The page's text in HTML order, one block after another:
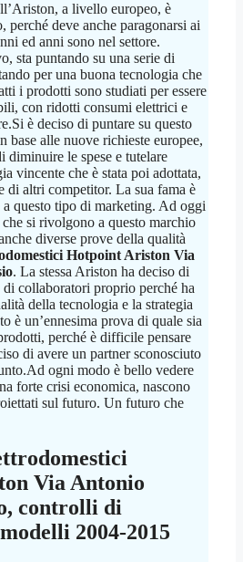
a livello europeo, è
perché deve anche paragonarsi ai
ed anni sono nel settore.
sta puntando su una serie di
per una buona tecnologia che
i prodotti sono studiati per essere
con ridotti consumi elettrici e
è deciso di puntare su questo
base alle nuove richieste europee,
diminuire le spese e tutelare
vincente che è stata poi adottata,
di altri competitor. La sua fama è
a questo tipo di marketing. Ad oggi
si rivolgono a questo marchio
diverse prove della qualità
Hotpoint Ariston Via
. La stessa Ariston ha deciso di
di collaboratori proprio perché ha
della tecnologia e la strategia
è un’ennesima prova di quale sia
perché è difficile pensare
di avere un partner sconosciuto
ogni modo è bello vedere
forte crisi economica, nascono
sul futuro. Un futuro che
Via Antonio
, controlli di
2004-2015